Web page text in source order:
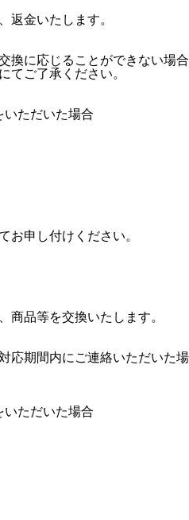
返金いたします。
換に応じることができない場合
てご了承ください。
いただいた場合
お申し付けください。
商品等を交換いたします。
応期間内にご連絡いただいた場
いただいた場合